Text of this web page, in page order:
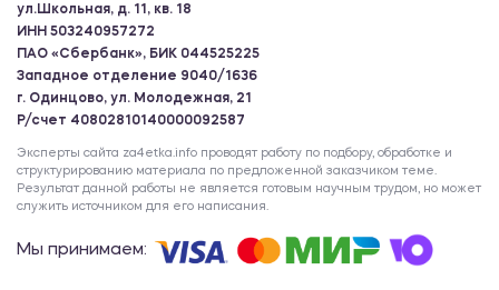
ул.Школьная, д. 11, кв. 18
ИНН 503240957272
ПАО «Сбербанк», БИК 044525225
Западное отделение 9040/1636
г. Одинцово, ул. Молодежная, 21
Р/счет 40802810140000092587
Эксперты сайта za4etka.info проводят работу по подбору, обработке и
структурированию материала по предложенной заказчиком теме.
Результат данной работы не является готовым научным трудом, но может
служить источником для его написания.
Мы принимаем: